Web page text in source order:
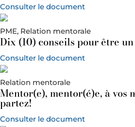
Consulter le document
PME, Relation mentorale
Dix (10) conseils pour être
Consulter le document
Relation mentorale
Mentor(e), mentor(é)e, à vos
partez!
Consulter le document